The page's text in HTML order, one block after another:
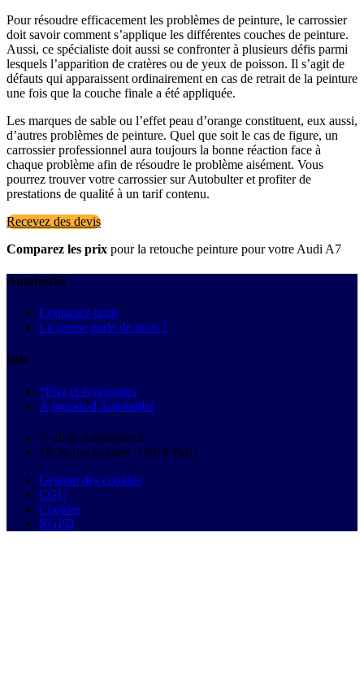
Pour résoudre efficacement les problèmes de peinture, le carrossier
doit savoir comment s’applique les différentes couches de peinture.
Aussi, ce spécialiste doit aussi se confronter à plusieurs défis parmi
lesquels l’apparition de cratères ou de yeux de poisson. Il s’agit de
défauts qui apparaissent ordinairement en cas de retrait de la peinture
une fois que la couche finale a été appliquée.
Les marques de sable ou l’effet peau d’orange constituent, eux aussi,
d’autres problèmes de peinture. Quel que soit le cas de figure, un
carrossier professionnel aura toujours la bonne réaction face à
chaque problème afin de résoudre le problème aisément. Vous
pourrez trouver votre carrossier sur Autobulter et profiter de
prestations de qualité à un tarif contenu.
Recevez des devis
Comparez les prix pour la retouche peinture pour votre Audi A7
Autobutler
Contactez-nous
La presse parle de nous !
Info
*Prix et économies
À propos d'Autobutler
© 2026 Autobutler.fr
18-26 rue Goubet, 75019 Paris
Gestion des cookies
CGU
Cookies
RGPD